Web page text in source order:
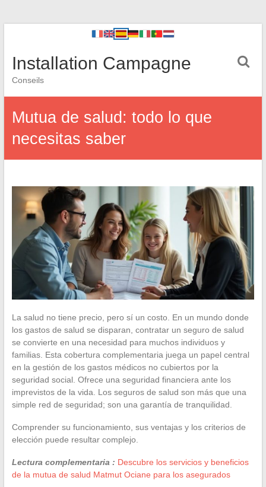
Installation Campagne
Conseils
Mutua de salud: todo lo que
necesitas saber
La salud no tiene precio, pero sí un costo. En un mundo donde
los gastos de salud se disparan, contratar un seguro de salud
se convierte en una necesidad para muchos individuos y
familias. Esta cobertura complementaria juega un papel central
en la gestión de los gastos médicos no cubiertos por la
seguridad social. Ofrece una seguridad financiera ante los
imprevistos de la vida. Los seguros de salud son más que una
simple red de seguridad; son una garantía de tranquilidad.
Comprender su funcionamiento, sus ventajas y los criterios de
elección puede resultar complejo.
Lectura complementaria : Descubre los servicios y beneficios
de la mutua de salud Matmut Ociane para los asegurados